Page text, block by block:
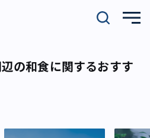
の和食に関するおすす